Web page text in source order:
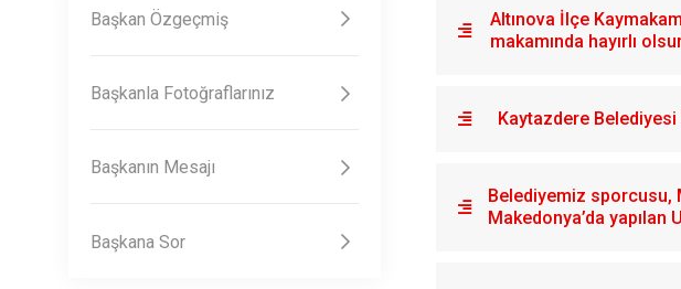
Başkan Özgeçmiş
Başkanla Fotoğraflarınız
Başkanın Mesajı
Başkana Sor
Altınova İlçe
makamında hayırlı
Kaytazdere Belediyesi
Belediyemiz sporcusu,
Makedonya’da yapılan